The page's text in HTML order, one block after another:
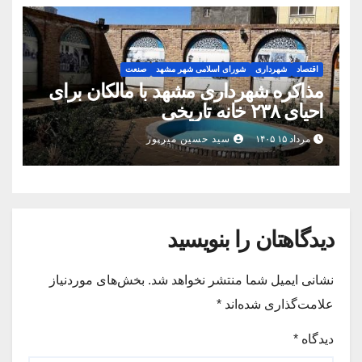
اقتصاد شهرداری شورای اسلامی شهر مشهد صنعت
مذاکره شهرداری مشهد با مالکان برای
احیای ۲۳۸ خانه تاریخی
مرداد ۱۵ ۱۴۰۵ سید حسین میرپور
دیدگاهتان را بنویسید
نشانی ایمیل شما منتشر نخواهد شد. بخش‌های موردنیاز
علامت‌گذاری شده‌اند *
دیدگاه *